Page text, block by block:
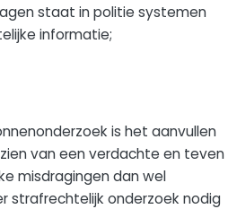
staat in politie systemen
informatie;
is het aanvullen
van een verdachte en teven
misdragingen dan wel
strafrechtelijk onderzoek nodig